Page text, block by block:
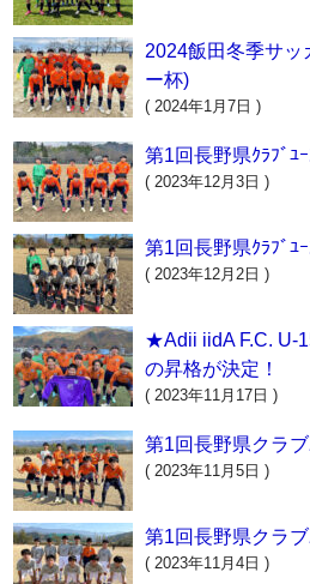
2024飯田冬季サッ
ー杯)
( 2024年1月7日 )
第1回長野県ｸﾗﾌﾞﾕ
( 2023年12月3日 )
第1回長野県ｸﾗﾌﾞﾕ
( 2023年12月2日 )
★Adii iidA F.C. U-
の昇格が決定！
( 2023年11月17日 )
第1回長野県クラ
( 2023年11月5日 )
第1回長野県クラ
( 2023年11月4日 )